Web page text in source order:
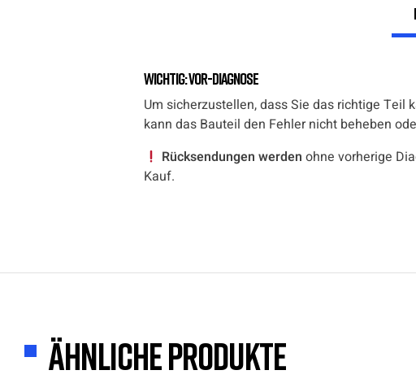
Wichtig: Vor-Diagnose
Um sicherzustellen, dass Sie das richtige Teil
kann das Bauteil den Fehler nicht beheben
Rücksendungen werden ohne vorherige
Kauf.
Ähnliche Produkte